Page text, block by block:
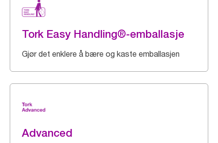
Tork Easy Handling®-emballasje
Gjør det enklere å bære og kaste emballasjen
Advanced